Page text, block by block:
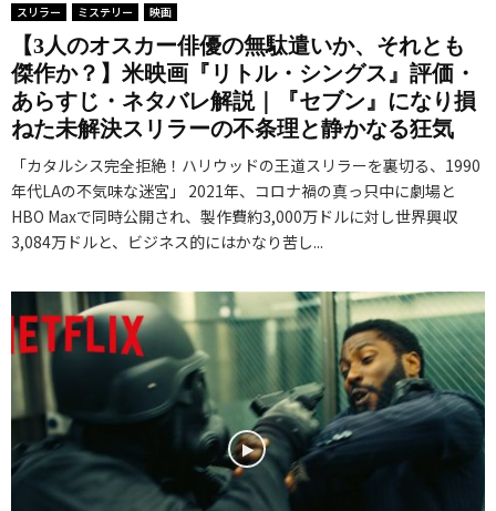
スリラー ミステリー 映画
【3人のオスカー俳優の無駄遣いか、それとも
傑作か？】米映画『リトル・シングス』評価・
あらすじ・ネタバレ解説｜『セブン』になり損
ねた未解決スリラーの不条理と静かなる狂気
「カタルシス完全拒絶！ハリウッドの王道スリラーを裏切る、1990
年代LAの不気味な迷宮」 2021年、コロナ禍の真っ只中に劇場と
HBO Maxで同時公開され、製作費約3,000万ドルに対し世界興収
3,084万ドルと、ビジネス的にはかなり苦し...